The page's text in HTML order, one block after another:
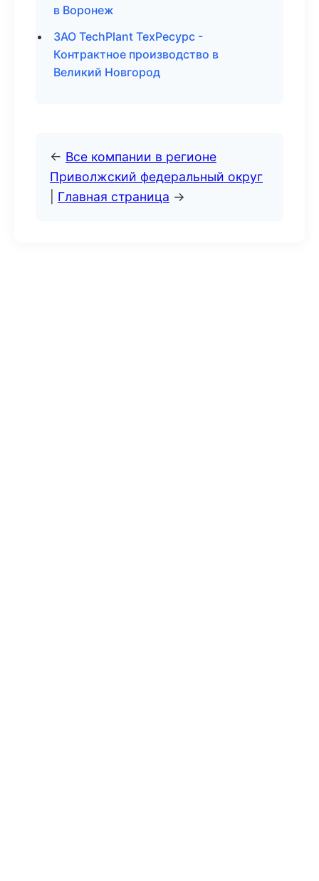
в Воронеж
ЗАО TechPlant ТехРесурс -
Контрактное производство в
Великий Новгород
← Все компании в регионе
Приволжский федеральный округ
Главная страница →